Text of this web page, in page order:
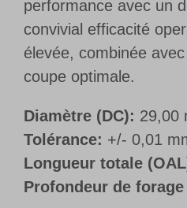
performance avec un
convivial efficacité
élevée, combinée
coupe optimale.
Diamètre (DC): 29,00
Tolérance: +/- 0,01
Longueur totale
Profondeur de forage